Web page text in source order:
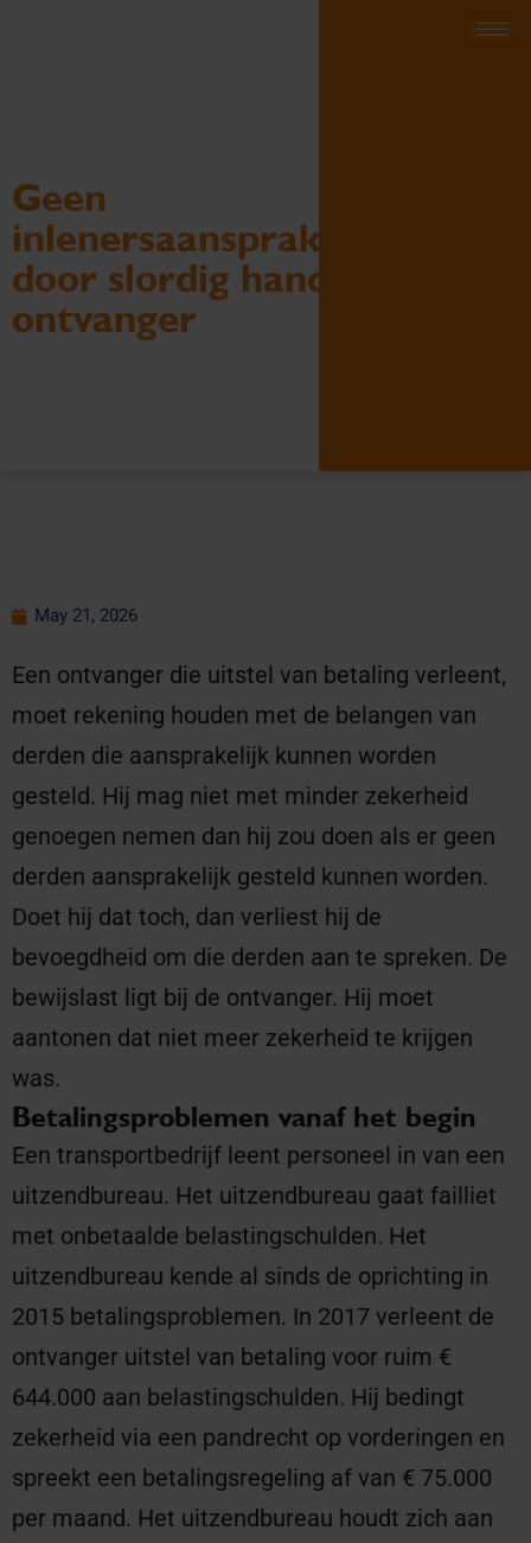
Geen
inlenersaansprakelijkheid
door slordig handelen
ontvanger
May 21, 2026
Een ontvanger die uitstel van betaling verleent,
moet rekening houden met de belangen van
derden die aansprakelijk kunnen worden
gesteld. Hij mag niet met minder zekerheid
genoegen nemen dan hij zou doen als er geen
derden aansprakelijk gesteld kunnen worden.
Doet hij dat toch, dan verliest hij de
bevoegdheid om die derden aan te spreken. De
bewijslast ligt bij de ontvanger. Hij moet
aantonen dat niet meer zekerheid te krijgen
was.
Betalingsproblemen vanaf het begin
Een transportbedrijf leent personeel in van een
uitzendbureau. Het uitzendbureau gaat failliet
met onbetaalde belastingschulden. Het
uitzendbureau kende al sinds de oprichting in
2015 betalingsproblemen. In 2017 verleent de
ontvanger uitstel van betaling voor ruim €
644.000 aan belastingschulden. Hij bedingt
zekerheid via een pandrecht op vorderingen en
spreekt een betalingsregeling af van € 75.000
per maand. Het uitzendbureau houdt zich aan